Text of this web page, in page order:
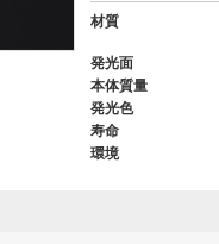
材質
発光面
本体質量
発光色
寿命
環境